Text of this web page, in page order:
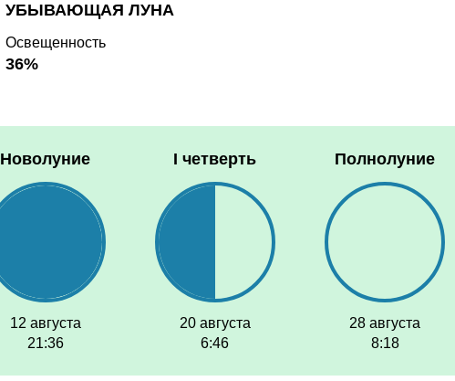
УБЫВАЮЩАЯ ЛУНА
Освещенность
36%
Новолуние
12 августа
21:36
I четверть
20 августа
6:46
Полнолуние
28 августа
8:18